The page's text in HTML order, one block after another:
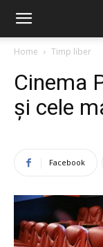
Home Timp liber
Cinema
și cele
Facebook